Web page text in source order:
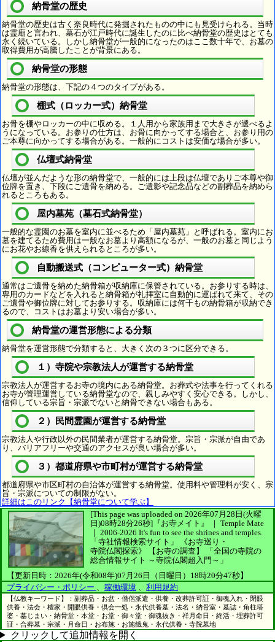
納骨堂の歴史
納骨堂の歴史は古く奈良時代に発掘されたものの中にも見受けられる。当時
は霊廟と言われ、墓石が江戸時代に誕生したのに比べ納骨堂の歴史はとても
永く続いている。しかし納骨堂が一般的になったのはここ数十年で、お墓の
取得費用が高騰したことが背景にある。
納骨堂の形態
納骨堂の形態は、下記の４つのタイプがある。
棚式（ロッカー式）納骨堂
お骨を棚やロッカーの中に収める。１人用から家族用まで大きさが選べるよ
うになっている。お参りの仕方は、お骨に向かってする場合と、お参り用の
ご本尊に向かってする場合がある。一般的にコストは安価な場合が多い。
仏壇式納骨堂
仏壇が並んだような形の納骨堂で、一般的には上段は仏壇でありご本尊や御
位牌を置き、下段にご遺骨を納める。ご遺影や記念品などの副葬品を納めら
れるところもある。
屋内墓苑（墓石式納骨堂）
一般的な霊園のお墓を室内に並べるため「屋内墓苑」と呼ばれる。室内にお
墓を建てるため費用は一般なお墓より高額になるが、一般のお墓と同じよう
にお花やお線香を供えられるところが多い。
自動搬送式（コンピューター式）納骨堂
通常はご遺骨を納めた納骨箱が収納庫に保管されている。お参りする時は、
専用のカードなどを入れると納骨箱が礼拝室に自動的に運ばれて来て、その
ご遺骨や御位牌に対してお参りする。収納庫には何千もの納骨箱が収納でき
るので、コストはお墓より安い場合が多い。
納骨堂の運営形態による分類
納骨堂を運営形態で分類すると、大きく次の３つに区分できる。
１）寺院や宗教法人が運営する納骨堂
宗教法人が運営するお寺の境内にある納骨堂。お葬式や法事を行ってくれる
お寺が管理運営している納骨堂なので、親しみやすく安心できる。しかし、
信仰している宗旨・宗派でないと納骨できない場合もある。
２）民間霊園が運営する納骨堂
宗教法人や行政以外の民間業者が運営する納骨堂。宗旨・宗派が自由であ
り、バリアフリーや交通のアクセスが良い場合が多い。
３）都道府県や市町村が運営する納骨堂
都道府県や市区町村の自治体が運営する納骨堂。使用料や管理料が安く、宗
旨・宗派についての制限がない。
詳細はこのリンク【納骨堂について学ぶ】
[This page was uploaded on 2026年07月28日(火曜
日)08時28分26秒] 『お寺メイト』 ｜ Temple Mate
｜ 2006-2026 It's fun to see the shrines and temples.
「寺社情報検索サイト」
《お寺巡り・
寺院仏閣探索》
【お寺の調査】
「全国の寺院の
総合情報サイト ～寺院仏閣超入門～」
【更新日時：2026年(令和08年)07月26日（日曜日）18時20分47秒】
プライバシー・ポリシー
稼働環境 利用規約
【仏教キーワード】：副葬品・お盆・僧侶派遣・供養・改葬許可証・御魂入れ・閉眼
供養・法会・檀家・開眼供養・倶会一処・永代供養墓・法名・納骨室・墓誌・角柱塔
婆・墓じまい・納骨堂・本堂・お堂・御々堂・御魂抜き・祥月命日・終活・埋葬許可
証・合葬墓・宗派・月命日・お布施・お施餓鬼・永代供養・寺院墓地
クリックして追加情報を開く